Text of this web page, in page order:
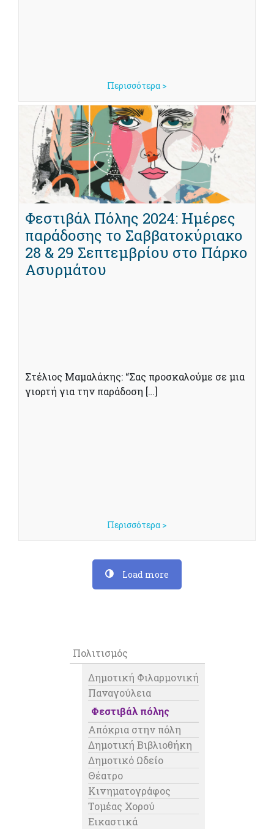
Περισσότερα >
Φεστιβάλ Πόλης 2024: Ημέρες
παράδοσης το Σαββατοκύριακο
28 & 29 Σεπτεμβρίου στο Πάρκο
Ασυρμάτου
Στέλιος Μαμαλάκης: “Σας προσκαλούμε σε μια
γιορτή για την παράδοση […]
Περισσότερα >
Load more
Πολιτισμός
Δημοτική Φιλαρμονική
Παναγούλεια
Φεστιβάλ πόλης
Απόκρια στην πόλη
Δημοτική Βιβλιοθήκη
Δημοτικό Ωδείο
Θέατρο
Κινηματογράφος
Τομέας Χορού
Εικαστικά